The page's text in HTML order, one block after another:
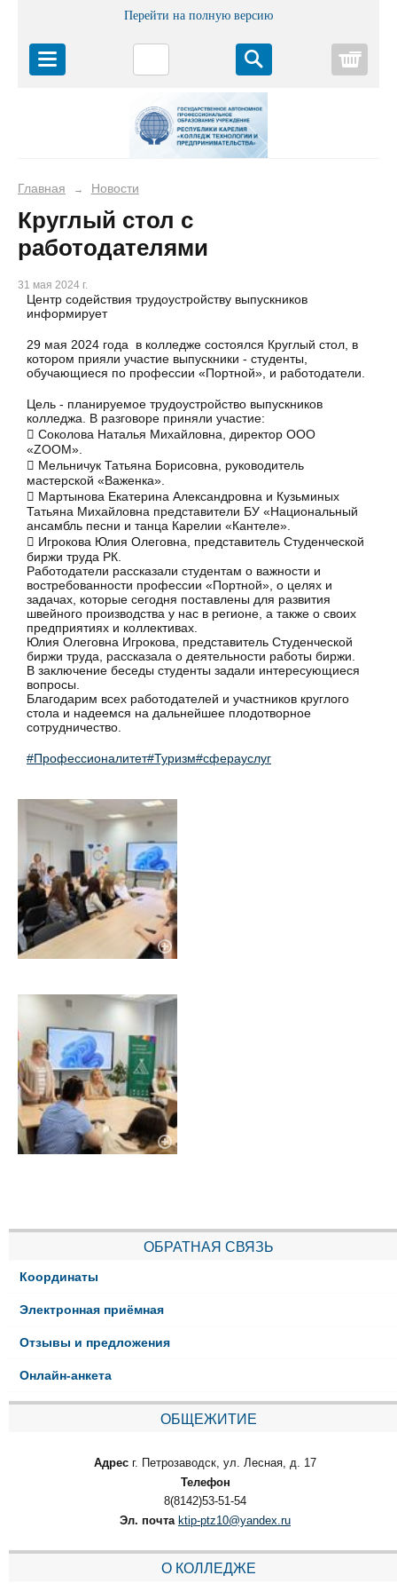
Перейти на полную версию
Главная → Новости
Круглый стол с
работодателями
31 мая 2024 г.
Центр содействия трудоустройству выпускников
информирует
29 мая 2024 года в колледже состоялся Круглый стол, в
котором прияли участие выпускники - студенты,
обучающиеся по профессии «Портной», и работодатели.
Цель - планируемое трудоустройство выпускников
колледжа. В разговоре приняли участие:
 Соколова Наталья Михайловна, директор ООО
«ZOOM».
 Мельничук Татьяна Борисовна, руководитель
мастерской «Важенка».
 Мартынова Екатерина Александровна и Кузьминых
Татьяна Михайловна представители БУ «Национальный
ансамбль песни и танца Карелии «Кантеле».
 Игрокова Юлия Олеговна, представитель Студенческой
биржи труда РК.
Работодатели рассказали студентам о важности и
востребованности профессии «Портной», о целях и
задачах, которые сегодня поставлены для развития
швейного производства у нас в регионе, а также о своих
предприятиях и коллективах.
Юлия Олеговна Игрокова, представитель Студенческой
биржи труда, рассказала о деятельности работы биржи.
В заключение беседы студенты задали интересующиеся
вопросы.
Благодарим всех работодателей и участников круглого
стола и надеемся на дальнейшее плодотворное
сотрудничество.
#Профессионалитет#Туризм#сферауслуг
ОБРАТНАЯ СВЯЗЬ
Координаты
Электронная приёмная
Отзывы и предложения
Онлайн-анкета
ОБЩЕЖИТИЕ
Адрес г. Петрозаводск, ул. Лесная, д. 17
Телефон
8(8142)53-51-54
Эл. почта ktip-ptz10@yandex.ru
О КОЛЛЕДЖЕ